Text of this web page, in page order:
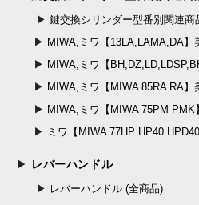
鍵交換シリンダー型番別関連商
MIWA,ミワ【13LA,LAMA,DA】
MIWA,ミワ【
MIWA,ミワ【MIWA 85RA RA】
MIWA,ミワ【MIWA 75PM PMK
ミワ【MIWA 77HP HP40
レバーハンドル
レバーハンドル (全商品)